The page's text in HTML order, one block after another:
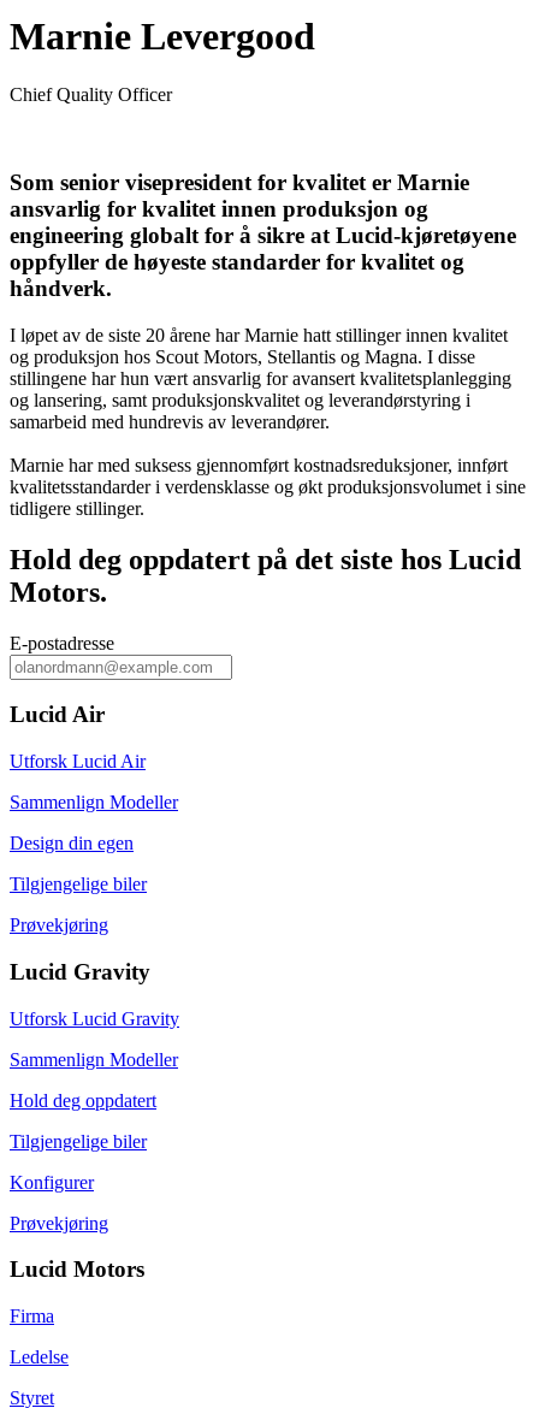
Marnie Levergood
Chief Quality Officer
Som senior visepresident for kvalitet er Marnie
ansvarlig for kvalitet innen produksjon og
engineering globalt for å sikre at Lucid-kjøretøyene
oppfyller de høyeste standarder for kvalitet og
håndverk.
I løpet av de siste 20 årene har Marnie hatt stillinger innen kvalitet
og produksjon hos Scout Motors, Stellantis og Magna. I disse
stillingene har hun vært ansvarlig for avansert kvalitetsplanlegging
og lansering, samt produksjonskvalitet og leverandørstyring i
samarbeid med hundrevis av leverandører.
Marnie har med suksess gjennomført kostnadsreduksjoner, innført
kvalitetsstandarder i verdensklasse og økt produksjonsvolumet i sine
tidligere stillinger.
Hold deg oppdatert på det siste hos Lucid
Motors.
E‑postadresse
Lucid Air
Utforsk Lucid Air
Sammenlign Modeller
Design din egen
Tilgjengelige biler
Prøvekjøring
Lucid Gravity
Utforsk Lucid Gravity
Sammenlign Modeller
Hold deg oppdatert
Tilgjengelige biler
Konfigurer
Prøvekjøring
Lucid Motors
Firma
Ledelse
Styret